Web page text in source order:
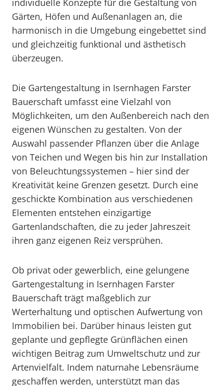
individuelle Konzepte für die Gestaltung von
Gärten, Höfen und Außenanlagen an, die
harmonisch in die Umgebung eingebettet sind
und gleichzeitig funktional und ästhetisch
überzeugen.
Die Gartengestaltung in Isernhagen Farster
Bauerschaft umfasst eine Vielzahl von
Möglichkeiten, um den Außenbereich nach den
eigenen Wünschen zu gestalten. Von der
Auswahl passender Pflanzen über die Anlage
von Teichen und Wegen bis hin zur Installation
von Beleuchtungssystemen – hier sind der
Kreativität keine Grenzen gesetzt. Durch eine
geschickte Kombination aus verschiedenen
Elementen entstehen einzigartige
Gartenlandschaften, die zu jeder Jahreszeit
ihren ganz eigenen Reiz versprühen.
Ob privat oder gewerblich, eine gelungene
Gartengestaltung in Isernhagen Farster
Bauerschaft trägt maßgeblich zur
Werterhaltung und optischen Aufwertung von
Immobilien bei. Darüber hinaus leisten gut
geplante und gepflegte Grünflächen einen
wichtigen Beitrag zum Umweltschutz und zur
Artenvielfalt. Indem naturnahe Lebensräume
geschaffen werden, unterstützt man das